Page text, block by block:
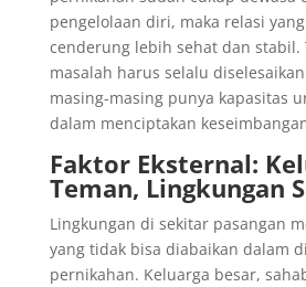
pengelolaan diri, maka relasi
cenderung lebih sehat dan stabil.
masalah harus selalu
masing-masing punya kapasitas
dalam menciptakan
Faktor Eksternal:
Teman, Lingkungan
Lingkungan di sekitar pasangan
yang tidak bisa diabaikan dalam
pernikahan. Keluarga besar,